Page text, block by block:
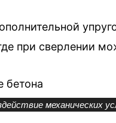
при сверлении
механических